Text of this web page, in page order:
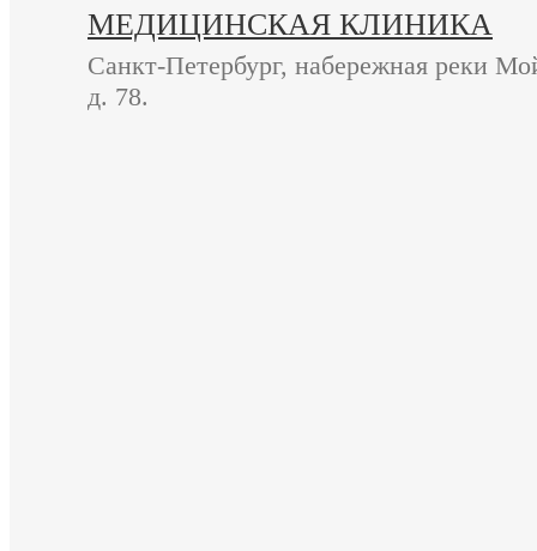
МЕДИЦИНСКАЯ КЛИНИКА
Санкт-Петербург, набережная реки
д. 78.